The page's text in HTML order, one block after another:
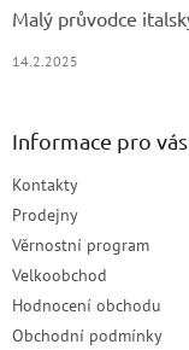
Malý průvodce
14.2.2025
Informace pro vás
Kontakty
Prodejny
Věrnostní program
Velkoobchod
Hodnocení obchodu
Obchodní podmínky